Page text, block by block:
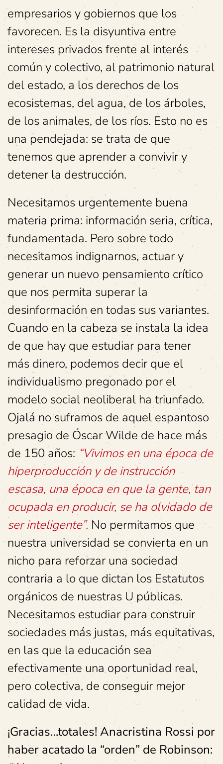
empresarios y gobiernos que los
favorecen. Es la disyuntiva entre
intereses privados frente al interés
común y colectivo, al patrimonio natural
del estado, a los derechos de los
ecosistemas, del agua, de los árboles,
de los animales, de los ríos. Esto no es
una pendejada: se trata de que
tenemos que aprender a convivir y
detener la destrucción.
Necesitamos urgentemente buena
materia prima: información seria, crítica,
fundamentada. Pero sobre todo
necesitamos indignarnos, actuar y
generar un nuevo pensamiento crítico
que nos permita superar la
desinformación en todas sus variantes.
Cuando en la cabeza se instala la idea
de que hay que estudiar para tener
más dinero, podemos decir que el
individualismo pregonado por el
modelo social neoliberal ha triunfado.
Ojalá no suframos de aquel espantoso
presagio de Óscar Wilde de hace más
de 150 años: “Vivimos en una época de
hiperproducción y de instrucción
escasa, una época en que la gente, tan
ocupada en producir, se ha olvidado de
ser inteligente”. No permitamos que
nuestra universidad se convierta en un
nicho para reforzar una sociedad
contraria a lo que dictan los Estatutos
orgánicos de nuestras U públicas.
Necesitamos estudiar para construir
sociedades más justas, más equitativas,
en las que la educación sea
efectivamente una oportunidad real,
pero colectiva, de conseguir mejor
calidad de vida.
¡Gracias…totales! Anacristina Rossi por
haber acatado la “orden” de Robinson: